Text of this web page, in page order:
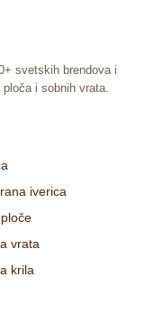
svetskih brendova i
i sobnih vrata.
iverica
vrata
krila